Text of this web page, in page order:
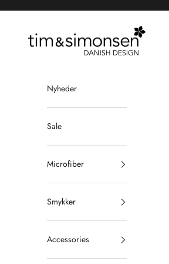
Tim & Simonsen
Nyheder
Sale
Microfiber
Smykker
Accessories